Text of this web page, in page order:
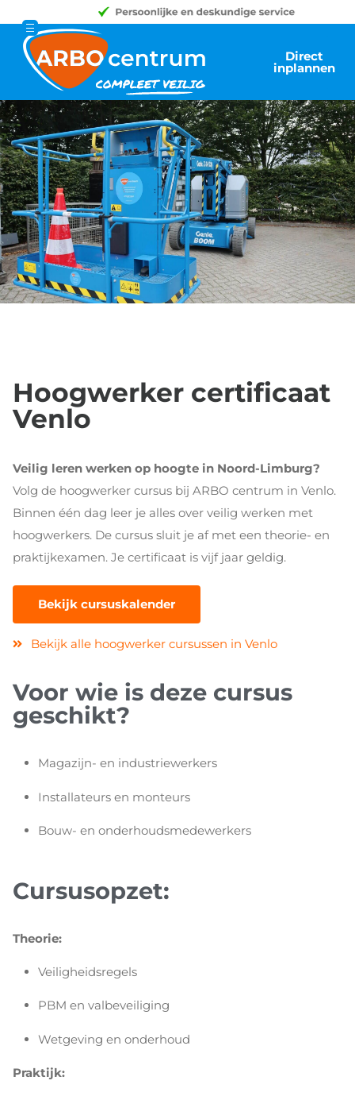
Direct
inplannen
Hoogwerker certificaat
Venlo
Veilig leren werken op hoogte in Noord-Limburg?
Volg de hoogwerker cursus bij ARBO centrum in Venlo.
Binnen één dag leer je alles over veilig werken met
hoogwerkers. De cursus sluit je af met een theorie- en
praktijkexamen. Je certificaat is vijf jaar geldig.
Bekijk cursuskalender
Bekijk alle hoogwerker cursussen in Venlo
Voor wie is deze cursus
geschikt?
Magazijn- en industriewerkers
Installateurs en monteurs
Bouw- en onderhoudsmedewerkers
Cursusopzet:
Theorie:
Veiligheidsregels
PBM en valbeveiliging
Wetgeving en onderhoud
Praktijk: